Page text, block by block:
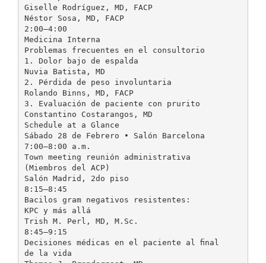
Giselle Rodríguez, MD, FACP
Néstor Sosa, MD, FACP
2:00–4:00
Medicina Interna
Problemas frecuentes en el consultorio
1. Dolor bajo de espalda
Nuvia Batista, MD
2. Pérdida de peso involuntaria
Rolando Binns, MD, FACP
3. Evaluación de paciente con prurito
Constantino Costarangos, MD
Schedule at a Glance
Sábado 28 de Febrero • Salón Barcelona
7:00–8:00 a.m.
Town meeting reunión administrativa
(Miembros del ACP)
Salón Madrid, 2do piso
8:15–8:45
Bacilos gram negativos resistentes:
KPC y más allá
Trish M. Perl, MD, M.Sc.
8:45–9:15
Decisiones médicas en el paciente al ﬁnal
de la vida